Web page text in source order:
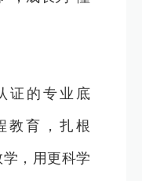
证的专业底
教育，扎根
学，用更科学